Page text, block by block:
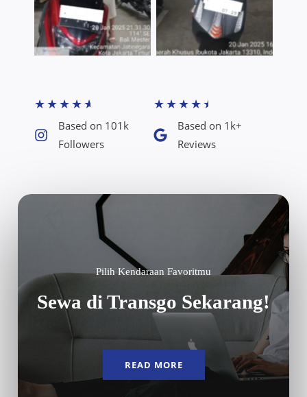
★★★★★
Based on 101k
Followers​
★★★★★
Based on 1k+
Reviews​
Pilih Kendaraan Favoritmu
Sewa di Transgo Sekarang!
READ MORE